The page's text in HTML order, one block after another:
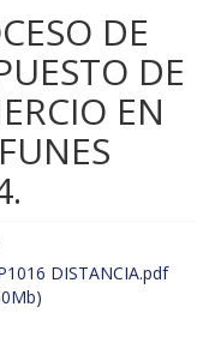
DE
DE
EN
DISTANCIA.pdf